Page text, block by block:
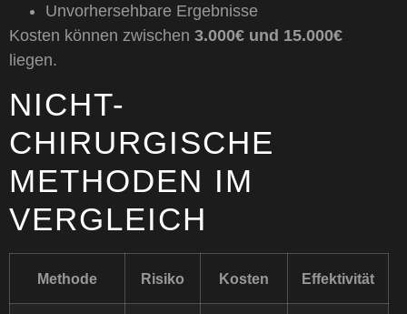
Unvorhersehbare Ergebnisse
Kosten können zwischen 3.000€ und 15.000€
liegen.
NICHT-
CHIRURGISCHE
METHODEN IM
VERGLEICH
Methode Risiko Kosten Effektivität